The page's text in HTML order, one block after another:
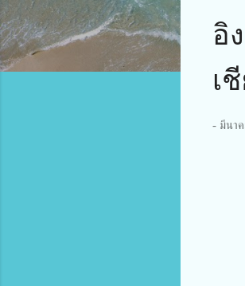
อิ
เ
- มีนา